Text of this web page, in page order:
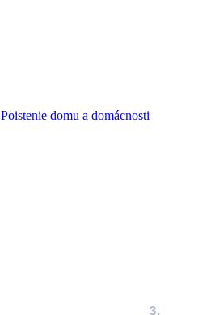
Poistenie domu a domácnosti